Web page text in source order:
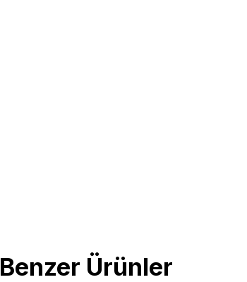
Benzer Ürünler